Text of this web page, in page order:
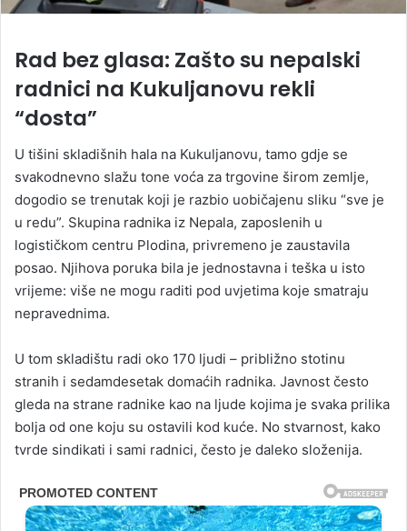
Rad bez glasa: Zašto su nepalski
radnici na Kukuljanovu rekli
“dosta”
U tišini skladišnih hala na Kukuljanovu, tamo gdje se
svakodnevno slažu tone voća za trgovine širom zemlje,
dogodio se trenutak koji je razbio uobičajenu sliku “sve je
u redu”. Skupina radnika iz Nepala, zaposlenih u
logističkom centru Plodina, privremeno je zaustavila
posao. Njihova poruka bila je jednostavna i teška u isto
vrijeme: više ne mogu raditi pod uvjetima koje smatraju
nepravednima.
U tom skladištu radi oko 170 ljudi – približno stotinu
stranih i sedamdesetak domaćih radnika. Javnost često
gleda na strane radnike kao na ljude kojima je svaka prilika
bolja od one koju su ostavili kod kuće. No stvarnost, kako
tvrde sindikati i sami radnici, često je daleko složenija.